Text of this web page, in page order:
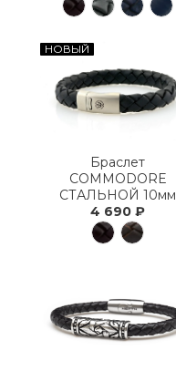
НОВЫЙ
Браслет
COMMODORE
СТАЛЬНОЙ 10мм
4 690 ₽